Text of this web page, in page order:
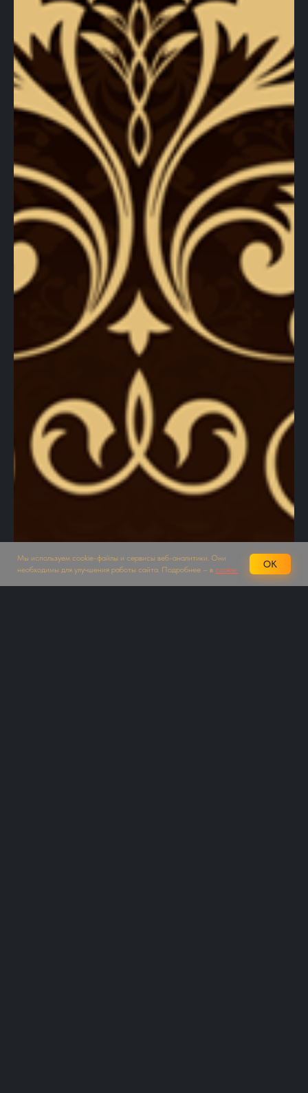
Мы используем cookie-файлы и сервисы веб-аналитики. Они
необходимы для улучшения работы сайта. Подробнее – в cookie
OK